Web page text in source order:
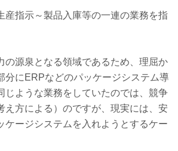
産指示～製品入庫等の一連の業務を指
の源泉となる領域であるため、理屈か
分にERPなどのパッケージシステム導
じような業務をしていたのでは、競争
え方による）のですが、現実には、安
ケージシステムを入れようとするケー